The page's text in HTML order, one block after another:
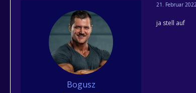
Bogusz
21. Februar
ja stell auf